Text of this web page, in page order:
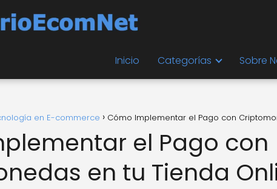
Inicio Categorías Sobre
en E-commerce Cómo Implementar el Pago con
el Pago con
en tu Tienda